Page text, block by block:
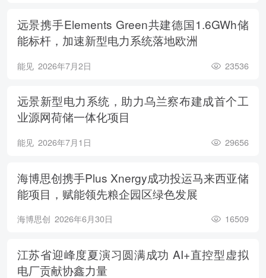
远景携手Elements Green共建德国1.6GWh储
能标杆，加速新型电力系统落地欧洲
能见 2026年7月2日 23536
远景新型电力系统，助力乌兰察布建成首个工
业源网荷储一体化项目
能见 2026年7月1日 29656
海博思创携手Plus Xnergy成功投运马来西亚储
能项目，赋能领先粮企园区绿色发展
海博思创 2026年6月30日 16509
江苏省迎峰度夏演习圆满成功 AI+直控型虚拟
电厂贡献协鑫力量